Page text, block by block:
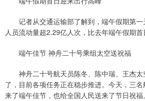
记者从交通运输部了解到，端午假期第一
人员流动量超2.29亿人次，比去年端午假期首
端午佳节 神舟二十号乘组太空送祝福
神舟二十号航天员陈冬、陈中瑞、王杰太
了，目前各项任务正在稳步推进。今天，三
来了端午佳节，也给全国人民送来了节日祝福。